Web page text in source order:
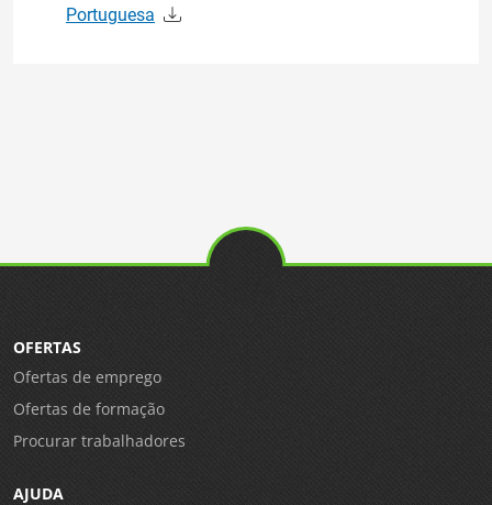
Portuguesa
OFERTAS
Ofertas de emprego
Ofertas de formação
Procurar trabalhadores
AJUDA